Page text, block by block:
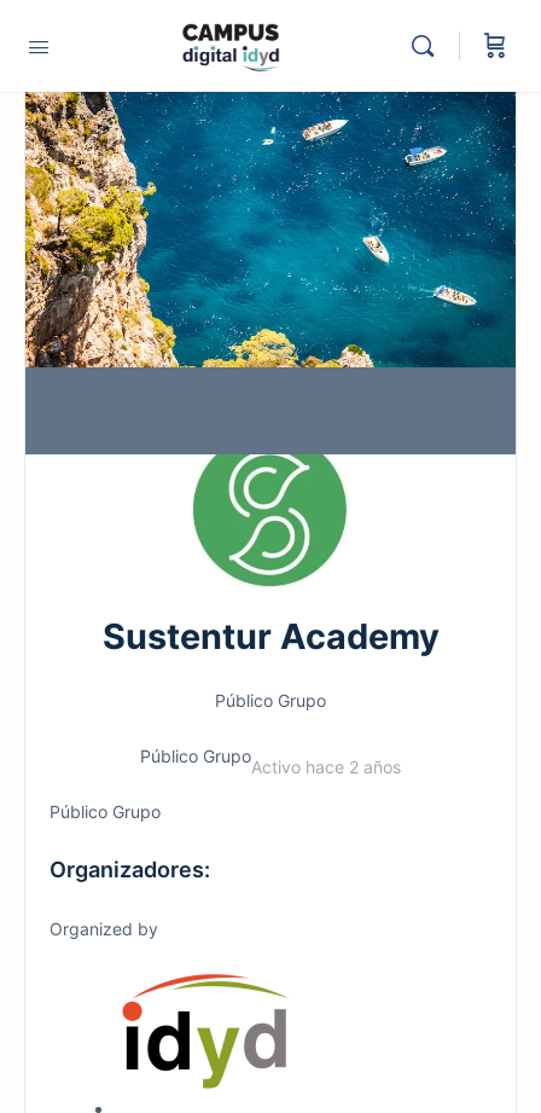
Sustentur Academy
Público Grupo
Público GrupoActivo hace 2 años
Público Grupo
Organizadores:
Organized by